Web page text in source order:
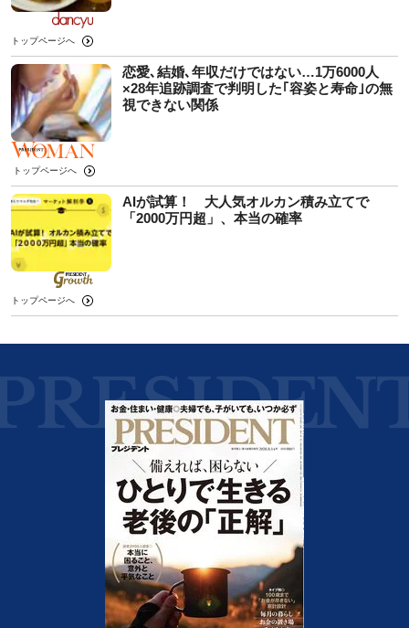
トップページへ
恋愛､結婚､年収だけではない…1万6000人
×28年追跡調査で判明した｢容姿と寿命｣の無
視できない関係
トップページへ
AIが試算！ 大人気オルカン積み立てで
「2000万円超」、本当の確率
トップページへ